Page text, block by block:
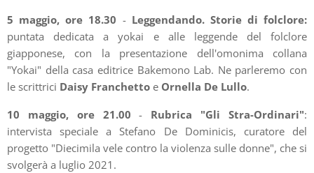
5 maggio, ore 18.30 - Leggendando. Storie di folclore:
puntata dedicata a yokai e alle leggende del folclore
giapponese, con la presentazione dell'omonima collana
"Yokai" della casa editrice Bakemono Lab. Ne parleremo con
le scrittrici Daisy Franchetto e Ornella De Lullo.
10 maggio, ore 21.00- Rubrica "Gli Stra-Ordinari":
intervista speciale a Stefano De Dominicis, curatore del
progetto "Diecimila vele contro la violenza sulle donne", che si
svolgerà a luglio 2021.